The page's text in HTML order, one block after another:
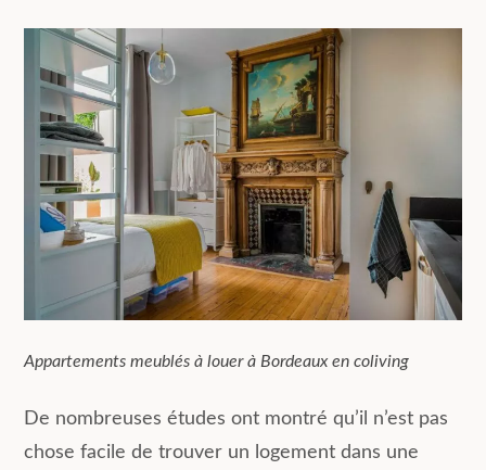
Appartements meublés à louer à Bordeaux en coliving
De nombreuses études ont montré qu’il n’est pas
chose facile de trouver un logement dans une